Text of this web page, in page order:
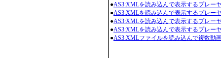
●AS3:XMLを読み込んで表示するプレー
●AS3:XMLを読み込んで表示するプレー
●AS3:XMLを読み込んで表示するプレー
●AS3:XMLを読み込んで表示するプレー
●AS3:XMLファイルを読み込んで複数動